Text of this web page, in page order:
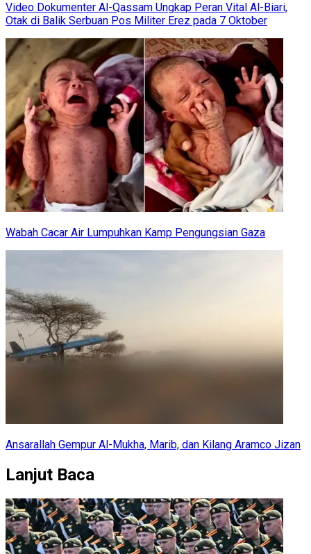
Video Dokumenter Al-Qassam Ungkap Peran Vital Al-Biari,
Otak di Balik Serbuan Pos Militer Erez pada 7 Oktober
Wabah Cacar Air Lumpuhkan Kamp Pengungsian Gaza
Ansarallah Gempur Al-Mukha, Marib, dan Kilang Aramco Jizan
Lanjut Baca